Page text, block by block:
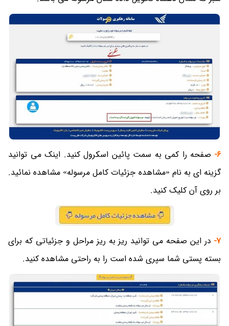
6- صفحه را کمی به سمت پائین اسکرول کنید. اینک می توانید
گزینه ای به نام «مشاهده جزئیات کامل مرسوله» مشاهده نمائید.
بر روی آن کلیک کنید.
7- در این صفحه می توانید ریز به ریز مراحل و جزئیاتی که برای
بسته پستی شما سپری شده است را به راحتی مشاهده کنید.